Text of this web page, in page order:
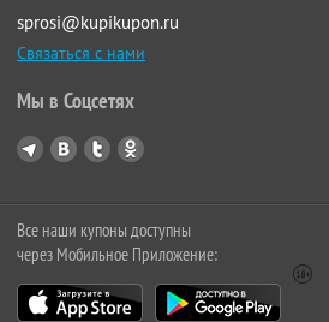
sprosi@kupikupon.ru
Связаться с нами
Мы в Соцсетях
Все наши купоны доступны
через Мобильное Приложение: